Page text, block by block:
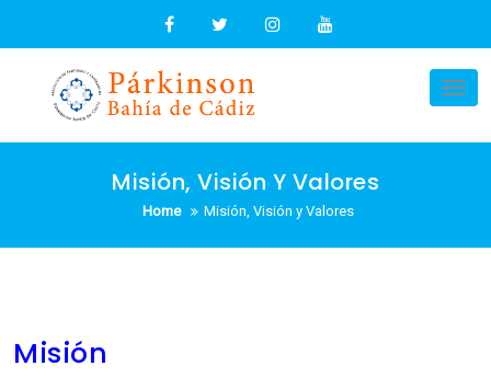
Misión, Visión Y Valores
Home Misión, Visión y Valores
Misión